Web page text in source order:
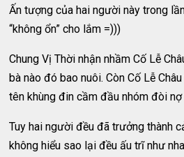
Ấn tượng của hai người này trong
“không ổn” cho lắm =)))
Chung Vị Thời nhận nhầm Cố Lễ
bà nào đó bao nuôi. Còn Cố Lễ
tên khùng đin cầm đầu nhóm đòi nợ
Tuy hai người đều đã trưởng thành
không hiểu sao lại đều ấu trĩ như